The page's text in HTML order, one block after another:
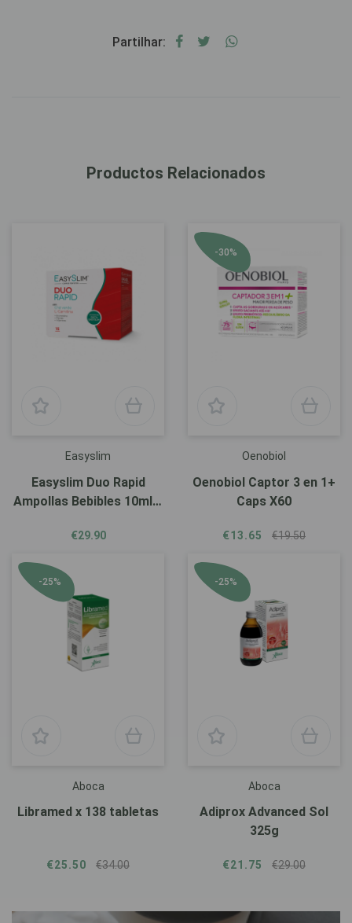
Partilhar:
Productos Relacionados
Easyslim
Easyslim Duo Rapid
Ampollas Bebibles 10ml X
€29.90
-30%
Oenobiol
Oenobiol Captor 3 en 1+
Caps X60
€13.65 €19.50
-25%
Aboca
Libramed x 138 tabletas
€25.50 €34.00
-25%
Aboca
Adiprox Advanced Sol
325g
€21.75 €29.00